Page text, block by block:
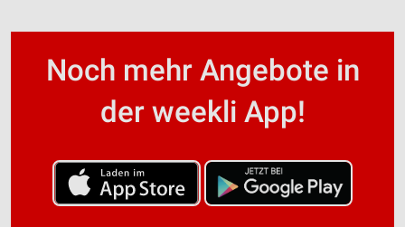
Noch mehr Angebote in
der weekli App!